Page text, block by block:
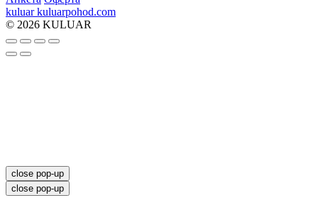
kuluar kuluarpohod.com
© 2026 KULUAR
close pop-up
close pop-up